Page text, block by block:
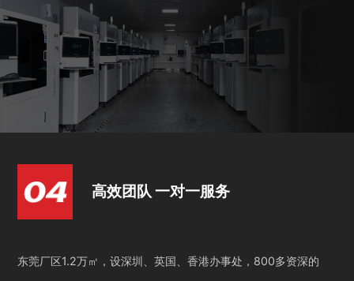
高效团队 一对一服务
东莞厂区1.2万㎡，设深圳、英国、香港办事处，800多资深的